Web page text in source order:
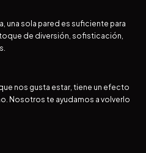
una sola pared es suficiente para
de diversión, sofisticación,
nos gusta estar, tiene un efecto
Nosotros te ayudamos a volverlo